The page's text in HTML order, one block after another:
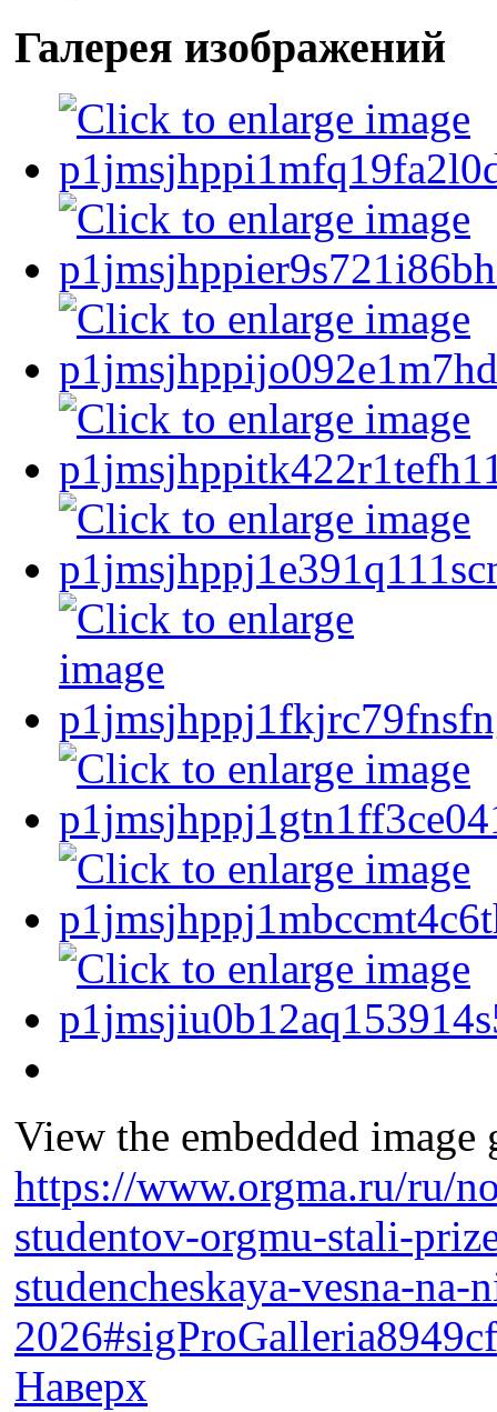
Галерея изображений
View the embedded
https://www.orgma.ru/ru/
studentov-orgmu-stali-
studencheskaya-vesna-
Наверх